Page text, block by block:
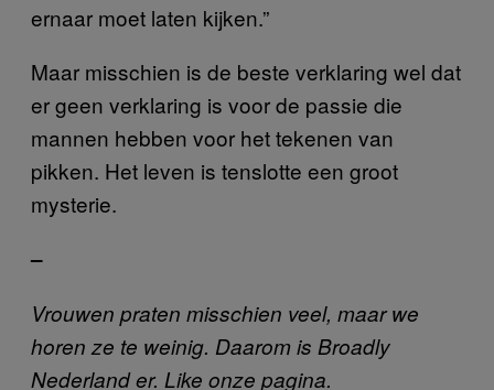
ernaar moet laten kijken.”
Maar misschien is de beste verklaring wel dat
er geen verklaring is voor de passie die
mannen hebben voor het tekenen van
pikken. Het leven is tenslotte een groot
mysterie.
–
Vrouwen praten misschien veel, maar we
horen ze te weinig. Daarom is Broadly
Nederland er. Like onze pagina.